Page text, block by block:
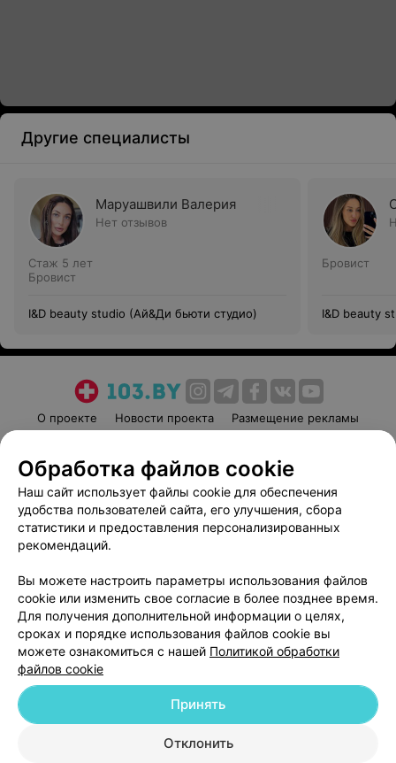
Другие специалисты
Маруашвили Валерия
Нет отзывов
Стаж 5 лет
Бровист
I&D beauty studio (Ай&Ди бьюти студио)
Бровист
I&D beauty
О проекте Новости проекта
Размещение рекламы
Пользовательское соглашение
Способы оплаты
Вакансии
Партнеры
Написать руководителю 103.by
Обработка персональных данных
© 2026 ООО «Артокс Лаб», УНП 191700409
| 220012, Республика Беларусь,
Обработка файлов cookie
Наш сайт использует файлы cookie для обеспечения
удобства пользователей сайта, его улучшения, сбора
статистики и предоставления персонализированных
рекомендаций.
Вы можете настроить параметры использования файлов
cookie или изменить свое согласие в более позднее время.
Для получения дополнительной информации о целях,
сроках и порядке использования файлов cookie вы
можете ознакомиться с нашей Политикой обработки
файлов cookie
Отклонить
Принять